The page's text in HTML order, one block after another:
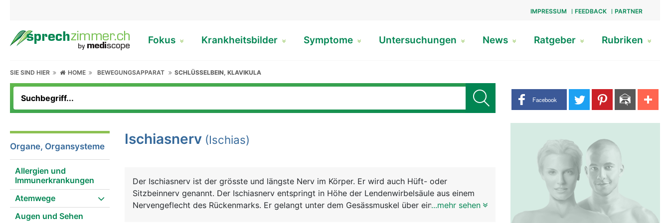
IMPRESSUM FEEDBACK PARTNER
Fokus Krankheitsbilder Symptome Untersuchungen News Ratgeber Rubriken
SIE SIND HIER HOME BEWEGUNGSAPPARAT SCHLÜSSELBEIN, KLAVIKULA
Share buttons
Facebook
Organe, Organsysteme
Allergien und
Immunerkrankungen
Atemwege
Augen und Sehen
Ischiasnerv (Ischias)
Der Ischiasnerv ist der grösste und längste Nerv im Körper. Er wird auch Hüft- oder
Sitzbeinnerv genannt. Der Ischiasnerv entspringt in Höhe der Lendenwirbelsäule aus einem
Nervengeflecht des Rückenmarks. Er gelangt unter dem Gesässmuskel über eine Öffnung im
...mehr sehen